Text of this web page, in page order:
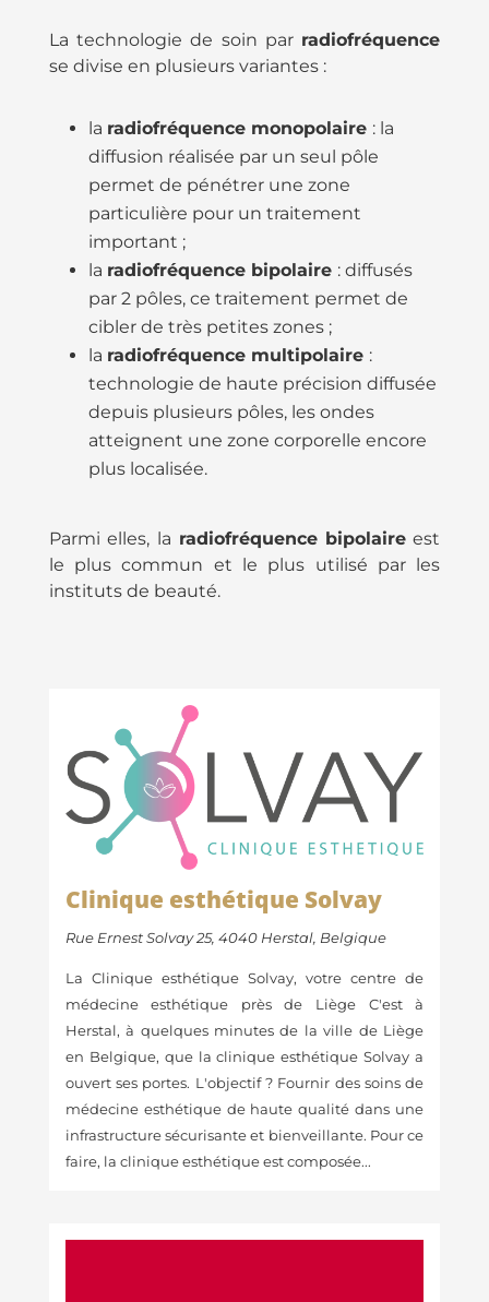
La technologie de soin par radiofréquence
se divise en plusieurs variantes :
la radiofréquence monopolaire : la
diffusion réalisée par un seul pôle
permet de pénétrer une zone
particulière pour un traitement
important ;
la radiofréquence bipolaire : diffusés
par 2 pôles, ce traitement permet de
cibler de très petites zones ;
la radiofréquence multipolaire :
technologie de haute précision diffusée
depuis plusieurs pôles, les ondes
atteignent une zone corporelle encore
plus localisée.
Parmi elles, la radiofréquence bipolaireest
le plus commun et le plus utilisé par les
instituts de beauté.
Clinique esthétique Solvay
Rue Ernest Solvay 25, 4040 Herstal, Belgique
La Clinique esthétique Solvay, votre centre de
médecine esthétique près de Liège C'est à
Herstal, à quelques minutes de la ville de Liège
en Belgique, que la clinique esthétique Solvay a
ouvert ses portes. L'objectif ? Fournir des soins de
médecine esthétique de haute qualité dans une
infrastructure sécurisante et bienveillante. Pour ce
faire, la clinique esthétique est composée...